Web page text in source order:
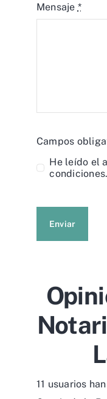
Mensaje *
Campos
He leído el
condiciones.
Enviar
11 usuarios